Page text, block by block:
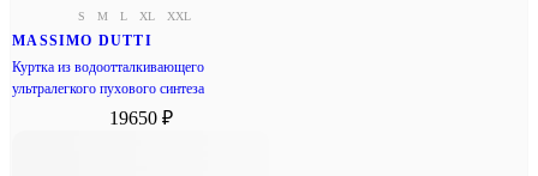
S M L XL XXL
MASSIMO DUTTI
Куртка из водоотталкивающего
ультралегкого пухового синтеза
19650 ₽